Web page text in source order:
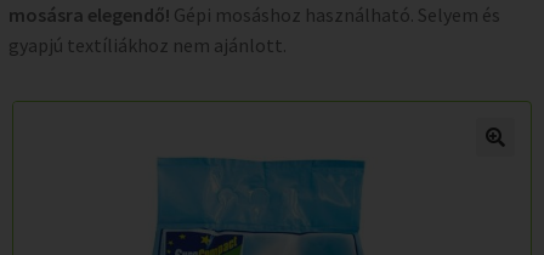
mosásra elegendő! Gépi mosáshoz használható. Selyem és
gyapjú textíliákhoz nem ajánlott.